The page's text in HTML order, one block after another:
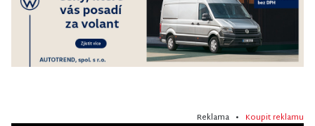
Reklama • Koupit reklamu